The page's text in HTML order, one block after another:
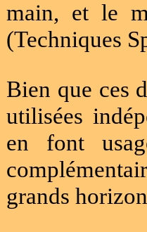
main, et le
(Techniques
Bien que ces
utilisées
en font
grands